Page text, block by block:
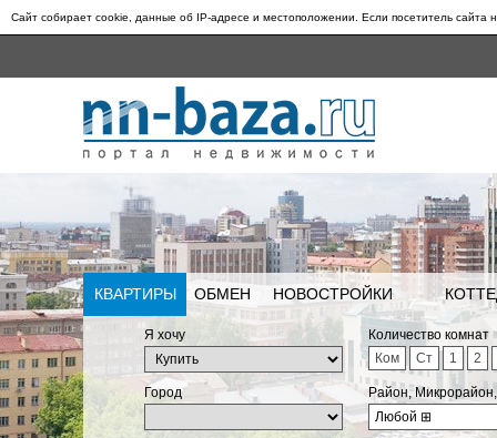
Сайт собирает cookie, данные об IP-адресе и местоположении. Если посетитель сайта
КВАРТИРЫ ОБМЕН НОВОСТРОЙКИ
Я хочу
Количество комнат
Ком
Ст 1 2
Город
Район,
Любой ⊞